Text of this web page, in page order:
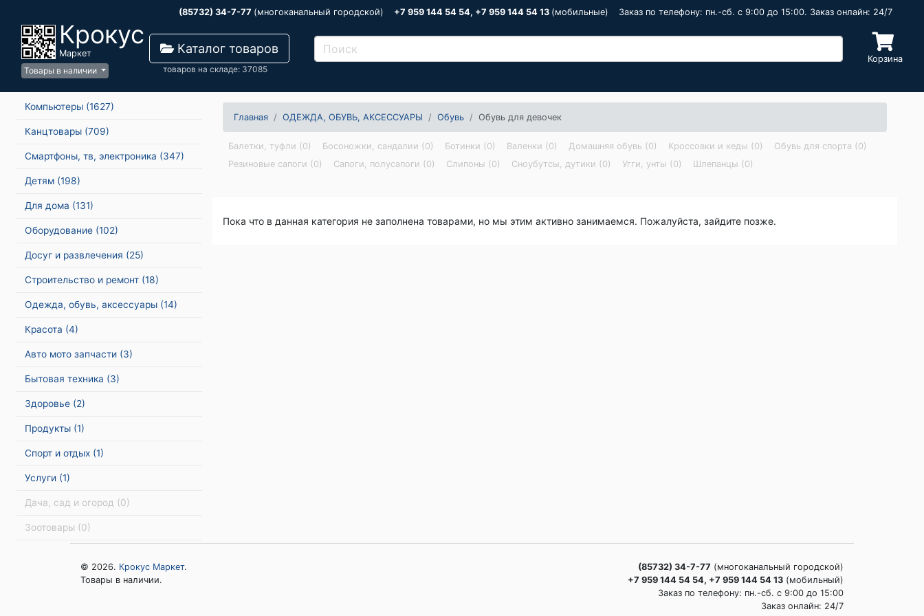
(85732) 34-7-77 (многоканальный городской) +7 959 144 54 54, +7 959 144 54 13 (мобильные) Заказ по телефону: пн.-сб. c 9:00 до 15:00. Заказ онлайн: 24/7
Крокус
Маркет
Товары в наличии
Каталог товаров
товаров на складе: 37085
Корзина
Компьютеры (1627)
Канцтовары (709)
Смартфоны, тв, электроника (347)
Детям (198)
Для дома (131)
Оборудование (102)
Досуг и развлечения (25)
Строительство и ремонт (18)
Одежда, обувь, аксессуары (14)
Красота (4)
Авто мото запчасти (3)
Бытовая техника (3)
Здоровье (2)
Продукты (1)
Спорт и отдых (1)
Услуги (1)
Дача, сад и огород (0)
Зоотовары (0)
Главная ОДЕЖДА, ОБУВЬ, АКСЕССУАРЫ Обувь Обувь для девочек
Балетки, туфли (0) Босоножки, сандалии (0) Ботинки (0) Валенки (0) Домашняя обувь (0) Кроссовки и кеды (0)
Обувь для спорта (0)
Резиновые сапоги (0)
Сапоги, полусапоги (0) Слипоны (0) Сноубутсы, дутики (0) Угги, унты (0) Шлепанцы (0)
Пока что в данная категория не заполнена товарами, но мы этим активно занимаемся. Пожалуйста, зайдите позже.
© 2026. Крокус Маркет.
Товары в наличии.
(85732) 34-7-77 (многоканальный городской)
+7 959 144 54 54, +7 959 144 54 13 (мобильный)
Заказ по телефону: пн.-сб. c 9:00 до 15:00
Заказ онлайн: 24/7